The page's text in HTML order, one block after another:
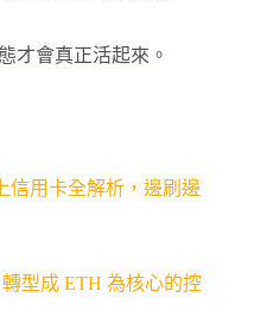
才會真正活起來。
信用卡全解析，邊刷邊
型成 ETH 為核心的控